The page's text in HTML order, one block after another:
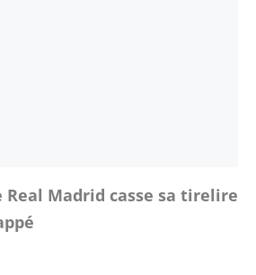
Real Madrid casse sa tirelire